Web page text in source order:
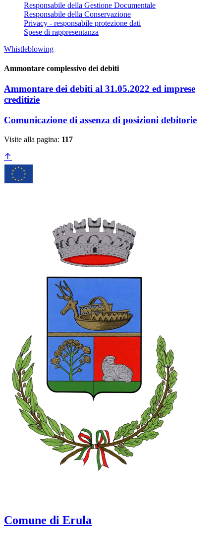
Responsabile della Gestione Documentale
Responsabile della Conservazione
Privacy - responsabile protezione dati
Spese di rappresentanza
Whistleblowing
Ammontare complessivo dei debiti
Ammontare dei debiti al 31.05.2022 ed imprese
creditizie
Comunicazione di assenza di posizioni debitorie
Visite alla pagina: 117
Comune di Erula